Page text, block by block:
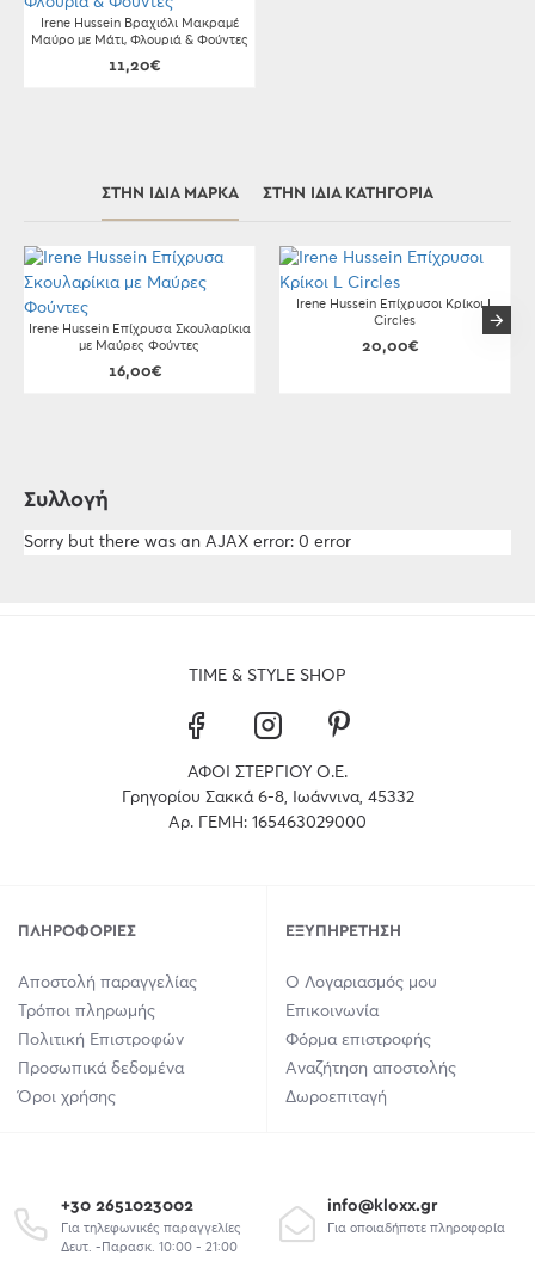
Irene Hussein Βραχιόλι Μακραμέ
Μαύρο με Μάτι, Φλουριά & Φούντες
11,20€
ΣΤΗΝ ΊΔΙΑ ΜΆΡΚΑ ΣΤΗΝ ΊΔΙΑ ΚΑΤΗΓΟΡΊΑ
Irene Hussein Επίχρυσα Σκουλαρίκια
με Μαύρες Φούντες
16,00€
Irene Hussein Επίχρυσοι Κρίκοι L
Circles
20,00€
Συλλογή
Sorry but there was an AJAX error: 0 error
TIME & STYLE SHOP
ΑΦΟΙ ΣΤΕΡΓΙΟΥ Ο.Ε.
Γρηγορίου Σακκά 6-8, Ιωάννινα, 45332
Αρ. ΓΕΜΗ: 165463029000
ΠΛΗΡΟΦΟΡΊΕΣ
Αποστολή παραγγελίας
Τρόποι πληρωμής
Πολιτική Επιστροφών
Προσωπικά δεδομένα
Όροι χρήσης
ΕΞΥΠΗΡΈΤΗΣΗ
Ο Λογαριασμός μου
Επικοινωνία
Φόρμα επιστροφής
Αναζήτηση αποστολής
Δωροεπιταγή
+30 2651023002
Για τηλεφωνικές παραγγελίες
Δευτ. -Παρασκ. 10:00 - 21:00
info@kloxx.gr
Για οποιαδήποτε πληροφορία